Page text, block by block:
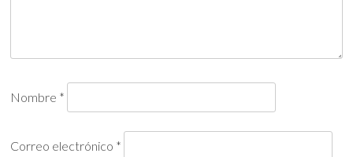
Nombre *
Correo electrónico *